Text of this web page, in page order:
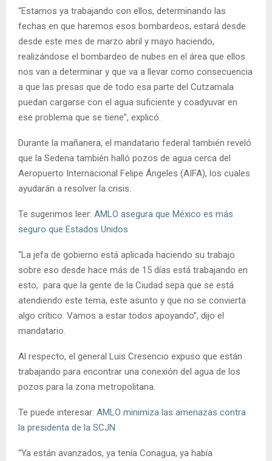
“Estamos ya trabajando con ellos, determinando las
fechas en que haremos esos bombardeos, estará desde
desde este mes de marzo abril y mayo haciendo,
realizándose el bombardeo de nubes en el área que ellos
nos van a determinar y que va a llevar como consecuencia
a que las presas que de todo esa parte del Cutzamala
puedan cargarse con el agua suficiente y coadyuvar en
ese problema que se tiene”, explicó.
Durante la mañanera, el mandatario federal también reveló
que la Sedena también halló pozos de agua cerca del
Aeropuerto Internacional Felipe Ángeles (AIFA), los cuales
ayudarán a resolver la crisis.
Te sugerimos leer: AMLO asegura que México es más
seguro que Estados Unidos
“La jefa de gobierno está aplicada haciendo su trabajo
sobre eso desde hace más de 15 días está trabajando en
esto, para que la gente de la Ciudad sepa que se está
atendiendo este tema, este asunto y que no se convierta
algo crítico. Vamos a estar todos apoyando”, dijo el
mandatario.
Al respecto, el general Luis Cresencio expuso que están
trabajando para encontrar una conexión del agua de los
pozos para la zona metropolitana.
Te puede interesar: AMLO minimiza las amenazas contra
la presidenta de la SCJN
“Ya están avanzados, ya tenía Conagua, ya había